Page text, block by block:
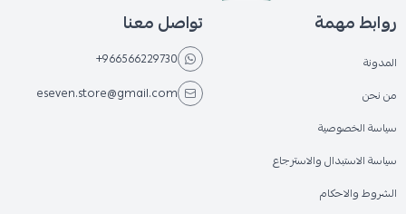
روابط مهمة
المدونة
من نحن
سياسة الخصوصية
سياسة الاستبدال والاسترجاع
الشروط والاحكام
تواصل معنا
+966566229730
eseven.store@gmail.com